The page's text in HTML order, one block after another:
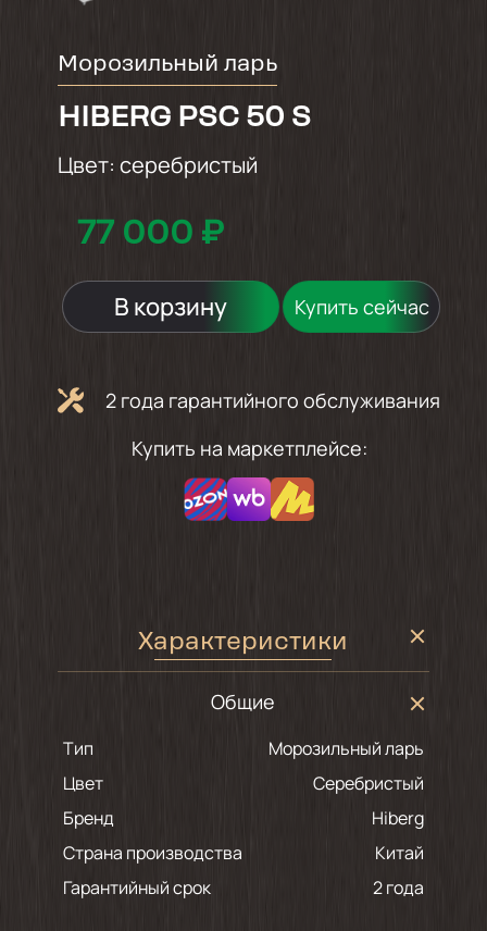
Морозильный ларь
HIBERG PSC 50 S
Цвет: серебристый
77 000 ₽
В корзину Купить сейчас
2 года гарантийного обслуживания
Купить на маркетплейсе:
Характеристики
Общие
Тип
Морозильный ларь
Цвет
серебристый
Бренд
Hiberg
Страна производства
Китай
Гарантийный срок
2 года